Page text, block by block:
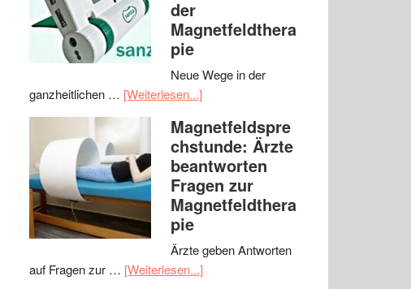
der
Magnetfeldthera
pie
Neue Wege in der
ganzheitlichen … [Weiterlesen...]
Magnetfeldspre
chstunde: Ärzte
beantworten
Fragen zur
Magnetfeldthera
pie
Ärzte geben Antworten
auf Fragen zur … [Weiterlesen...]